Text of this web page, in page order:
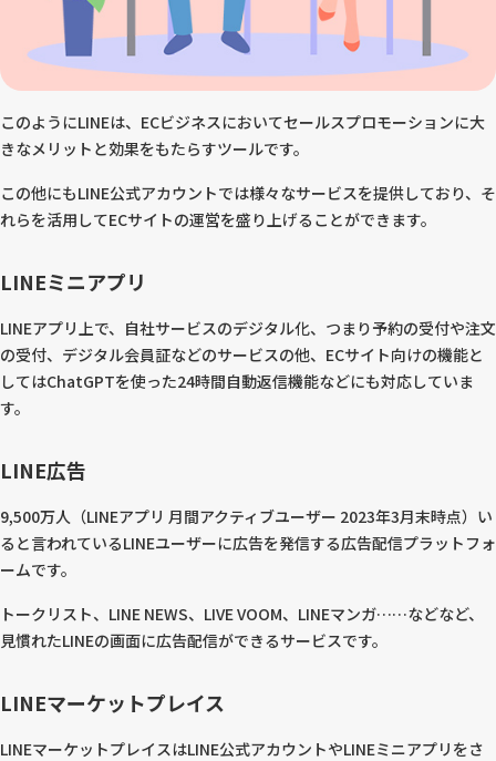
このようにLINEは、ECビジネスにおいてセールスプロモーションに大
きなメリットと効果をもたらすツールです。
この他にもLINE公式アカウントでは様々なサービスを提供しており、そ
れらを活用してECサイトの運営を盛り上げることができます。
LINEミニアプリ
LINEアプリ上で、自社サービスのデジタル化、つまり予約の受付や注文
の受付、デジタル会員証などのサービスの他、ECサイト向けの機能と
してはChatGPTを使った24時間自動返信機能などにも対応していま
す。
LINE広告
9,500万人（LINEアプリ 月間アクティブユーザー 2023年3月末時点）い
ると言われているLINEユーザーに広告を発信する広告配信プラットフォ
ームです。
トークリスト、LINE NEWS、LIVE VOOM、LINEマンガ……などなど、
見慣れたLINEの画面に広告配信ができるサービスです。
LINEマーケットプレイス
LINEマーケットプレイスはLINE公式アカウントやLINEミニアプリをさ